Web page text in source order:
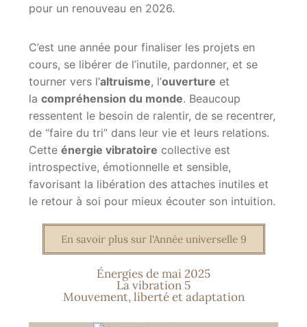
pour un renouveau en 2026.
C’est une année pour finaliser les projets en
cours, se libérer de l’inutile, pardonner, et se
tourner vers l’altruisme, l’ouverture et
la compréhension du monde. Beaucoup
ressentent le besoin de ralentir, de se recentrer,
de “faire du tri” dans leur vie et leurs relations.
Cette énergie vibratoire collective est
introspective, émotionnelle et sensible,
favorisant la libération des attaches inutiles et
le retour à soi pour mieux écouter son intuition.
En savoir plus sur l'Année universelle 9
Énergies de mai 2025
La vibration 5
Mouvement, liberté et adaptation